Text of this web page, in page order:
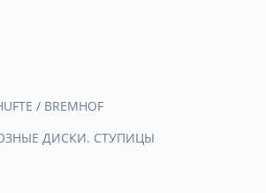
/ BREMHOF
ДИСКИ. СТУПИЦЫ